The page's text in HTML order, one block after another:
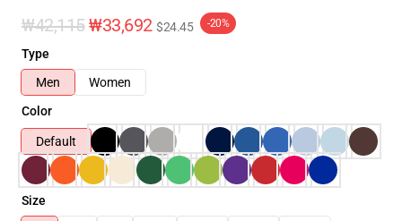
₩42,115₩33,692 $24.45 -20%
Type
Men
Women
Color
Default
Size